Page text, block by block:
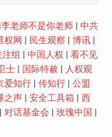
李老师不是你老师| 中共
权网 民生观察 博讯|
组 中国人权
看不见
士| 国际特赦
人权观
爱知行| 传知行| 公盟
之声| 安全工具箱
西
对话基金会 玫瑰中国